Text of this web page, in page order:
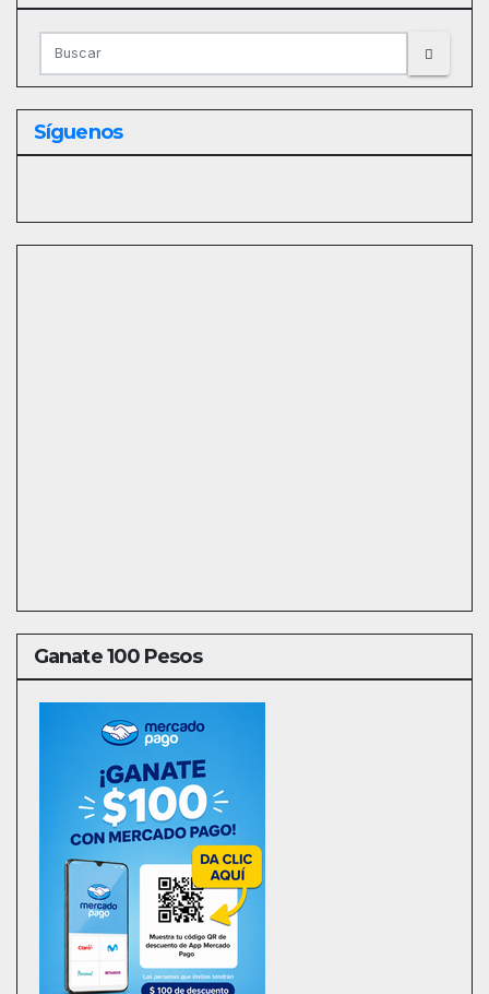
Síguenos
Ganate 100 Pesos